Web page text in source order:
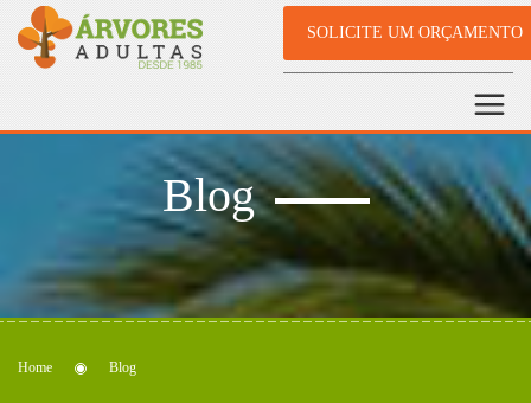
SOLICITE UM ORÇAMENTO
Blog
Home Blog